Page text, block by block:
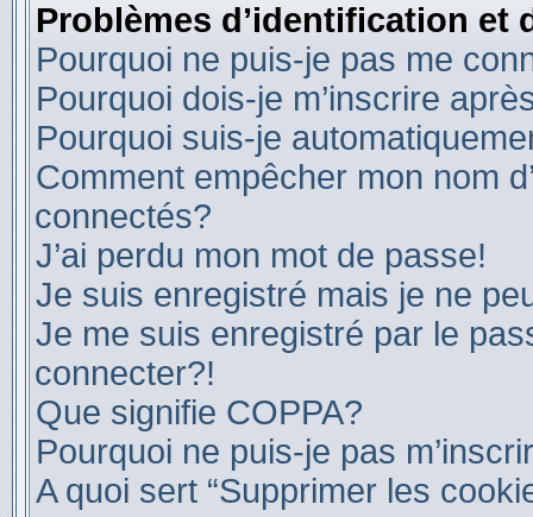
Problèmes d’identification et
Pourquoi ne puis-je pas me
Pourquoi dois-je m’inscrire
Pourquoi suis-je
Comment empêcher mon nom
connectés?
J’ai perdu mon mot de passe!
Je suis enregistré mais je ne
Je me suis enregistré par le
connecter?!
Que signifie COPPA?
Pourquoi ne puis-je pas
A quoi sert “Supprimer les